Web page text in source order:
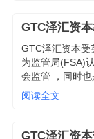
GTC泽汇资
GTC泽汇资本受
为监管局(FSA)
会监管 ，同时
Financial
国期货协会NFA
阅读全文
GTC泽汇资